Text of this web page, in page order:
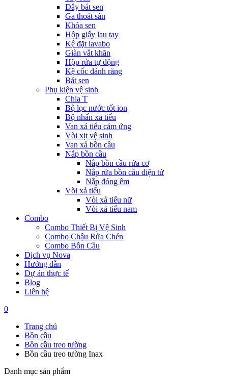
Dây bát sen
Ga thoát sàn
Khóa sen
Hộp giấy lau tay
Kệ đặt lavabo
Giàn vắt khăn
Hộp rửa tự động
Kệ cốc đánh răng
Bát sen
Phụ kiện vệ sinh
Chia T
Bộ lọc nước tốt ion
Bộ nhấn xả tiểu
Van xả tiểu cảm ứng
Vòi xịt vệ sinh
Van xả bồn cầu
Nắp bồn cầu
Nắp bồn cầu rửa cơ
Nắp rửa bồn cầu điện tử
Nắp đóng êm
Vòi xả tiểu
Vòi xả tiểu nữ
Vòi xả tiểu nam
Combo
Combo Thiết Bị Vệ Sinh
Combo Chậu Rửa Chén
Combo Bồn Cầu
Dịch vụ Nova
Hướng dẫn
Dự án thực tế
Blog
Liên hệ
0
Trang chủ
Bồn cầu
Bồn cầu treo tường
Bồn cầu treo tường Inax
Danh mục sản phẩm